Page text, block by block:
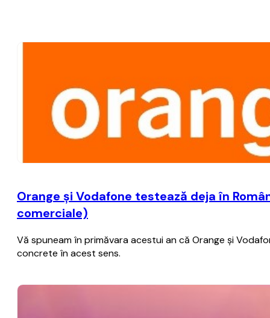
Orange şi Vodafone testează deja în
comerciale)
Vă spuneam în primăvara acestui an că Orange şi
concrete în acest sens.